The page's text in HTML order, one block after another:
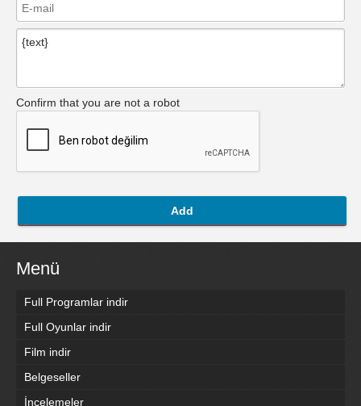
Confirm that you are not a robot
Add
Menü
Full Programlar indir
Full Oyunlar indir
Film indir
Belgeseller
İncelemeler